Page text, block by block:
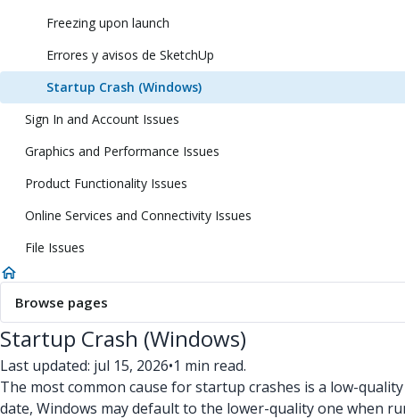
Freezing upon launch
Errores y avisos de SketchUp
Startup Crash (Windows)
Sign In and Account Issues
Graphics and Performance Issues
Product Functionality Issues
Online Services and Connectivity Issues
File Issues
Browse pages
Startup Crash (Windows)
Last updated: jul 15, 2026•1 min read.
The most common cause for startup crashes is a low-
date, Windows may default to the lower-quality one when